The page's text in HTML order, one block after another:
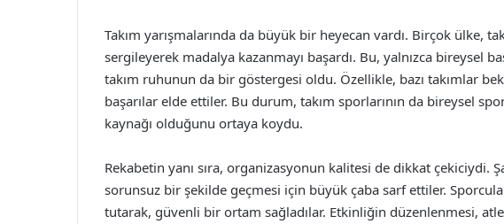
Takım yarışmalarında da büyük bir heyecan vardı. Birçok ülke,
sergileyerek madalya kazanmayı başardı. Bu, yalnızca bireysel
takım ruhunun da bir göstergesi oldu. Özellikle, bazı takımlar
başarılar elde ettiler. Bu durum, takım sporlarının da bireysel
kaynağı olduğunu ortaya koydu.
Rekabetin yanı sıra, organizasyonun kalitesi de dikkat çekiciydi.
sorunsuz bir şekilde geçmesi için büyük çaba sarf ettiler.
tutarak, güvenli bir ortam sağladılar. Etkinliğin düzenlenmesi,